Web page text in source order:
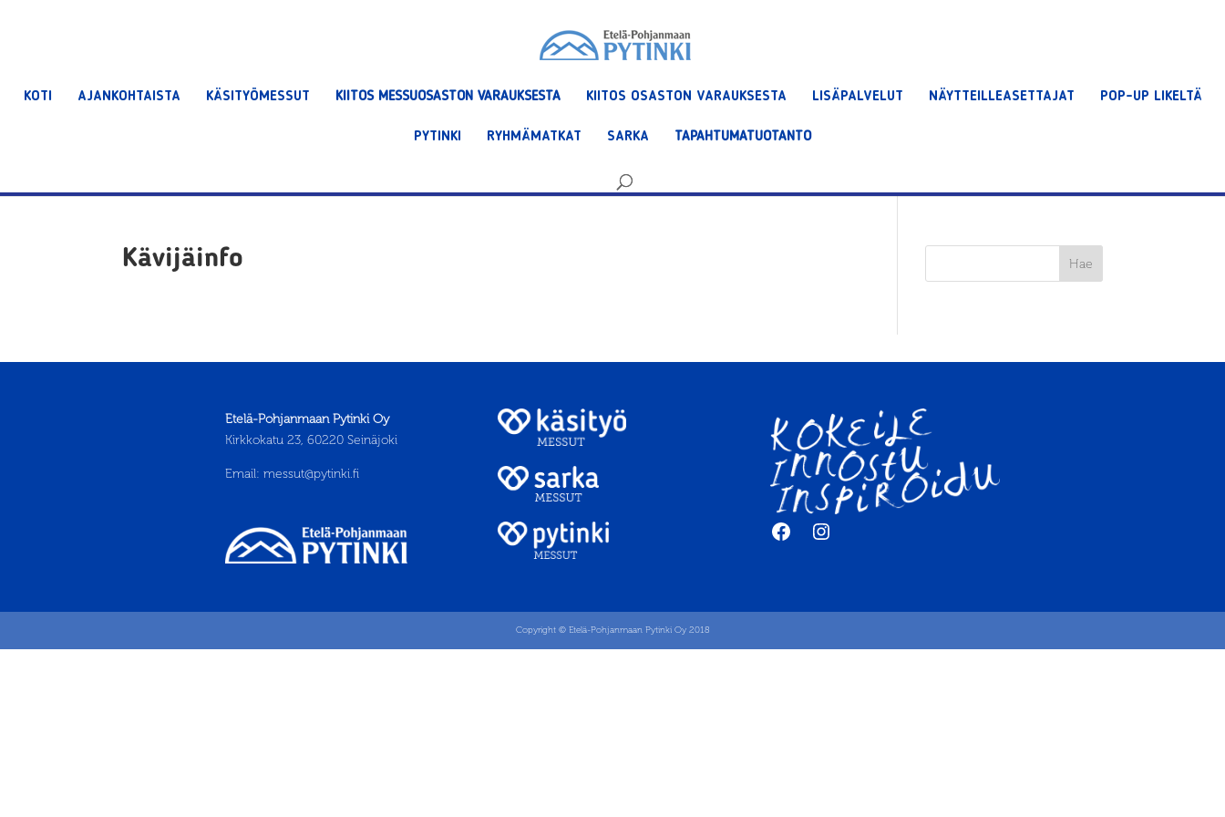
KOTI AJANKOHTAISTA KÄSITYÖMESSUT KIITOS MESSUOSASTON VARAUKSESTA KIITOS OSASTON VARAUKSESTA LISÄPALVELUT NÄYTTEILLEASETTAJAT POP-UP LIKELTÄ
PYTINKI RYHMÄMATKAT SARKA TAPAHTUMATUOTANTO
Kävijäinfo
Etelä-Pohjanmaan Pytinki Oy
Kirkkokatu 23, 60220 Seinäjoki
Email: messut@pytinki.fi
FacebookInstagram
Copyright © Etelä-Pohjanmaan Pytinki Oy 2018